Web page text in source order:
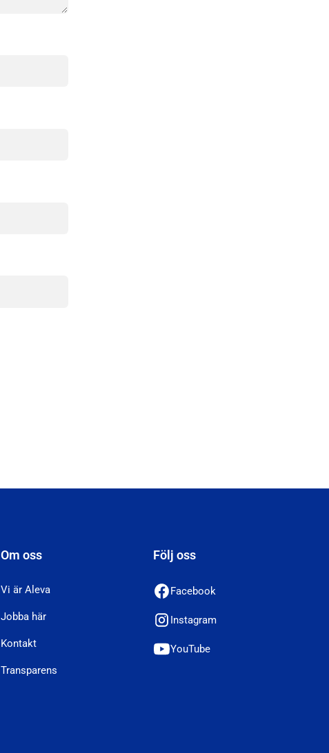
Om oss
Vi är Aleva
Jobba här
Kontakt
Transparens
Följ oss
Facebook
Instagram
YouTube